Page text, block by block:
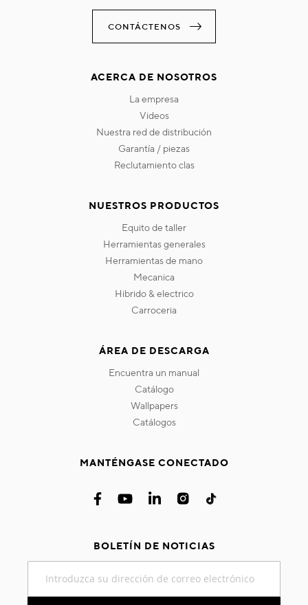
CONTÁCTENOS
ACERCA DE NOSOTROS
la empresa
videos
nuestra red de distribución
garantía / piezas
reclutamiento clas
NUESTROS PRODUCTOS
equito de taller
herramientas generales
herramientas de mano
mecanica
hibrido & electrico
carroceria
ÁREA DE DESCARGA
encuentra un manual
catálogo
wallpapers
catálogos
MANTÉNGASE CONECTADO
BOLETÍN DE NOTICIAS
nuestro